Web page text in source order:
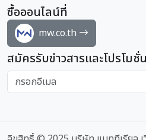
ซื้อออนไลน์ที่
mw.co.th
สมัครรับข่าวสารและโปรโมชั่น